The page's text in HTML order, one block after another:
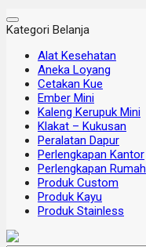
Kategori Belanja
Alat Kesehatan
Aneka Loyang
Cetakan Kue
Ember Mini
Kaleng Kerupuk Mini
Klakat – Kukusan
Peralatan Dapur
Perlengkapan Kantor
Perlengkapan Rumah
Produk Custom
Produk Kayu
Produk Stainless